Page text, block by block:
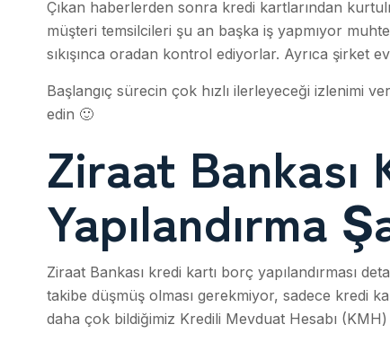
Çıkan haberlerden sonra kredi kartlarından
müşteri temsilcileri şu an başka iş yapmıyor
sıkışınca oradan kontrol ediyorlar. Ayrıca şirket
Başlangıç sürecin çok hızlı ilerleyeceği izlenimi
edin 🙂
Ziraat Bankası
Yapılandırma
Ziraat Bankası kredi kartı borç yapılandırması
takibe düşmüş olması gerekmiyor, sadece kredi
daha çok bildiğimiz Kredili Mevduat Hesabı